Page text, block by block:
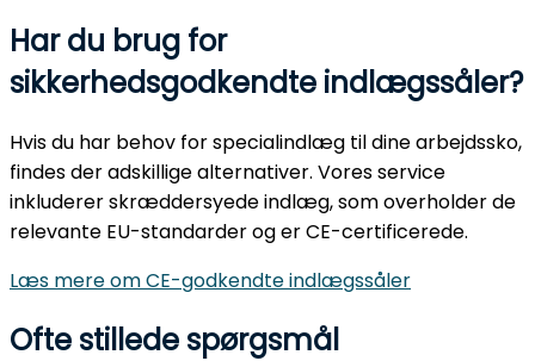
Har du brug for
sikkerhedsgodkendte indlægssåler?
Hvis du har behov for specialindlæg til dine arbejdssko,
findes der adskillige alternativer. Vores service
inkluderer skræddersyede indlæg, som overholder de
relevante EU-standarder og er CE-certificerede.
Læs mere om CE-godkendte indlægssåler
Ofte stillede spørgsmål